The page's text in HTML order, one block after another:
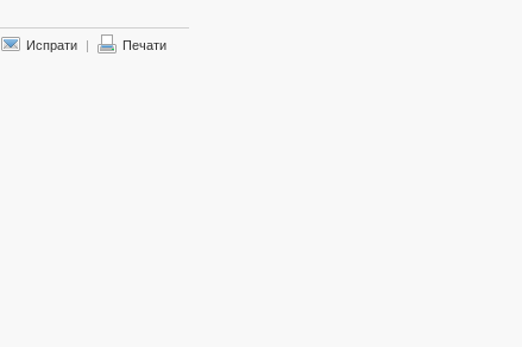
Испрати | Печати